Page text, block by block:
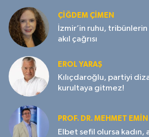
ÇIĞDEM ÇIMEN
İzmir’in ruhu,
akıl çağrısı
EROL YARAŞ
Kılıçdaroğlu, partiyi
kurultaya gitmez!
PROF. DR. MEHMET EMIN
Elbet sefil olursa kadın,